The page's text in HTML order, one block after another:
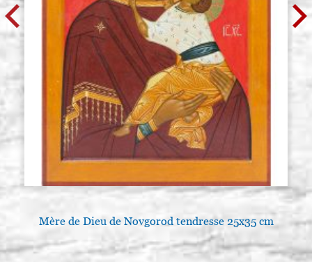
Mère de Dieu de Novgorod tendresse 25x35 cm